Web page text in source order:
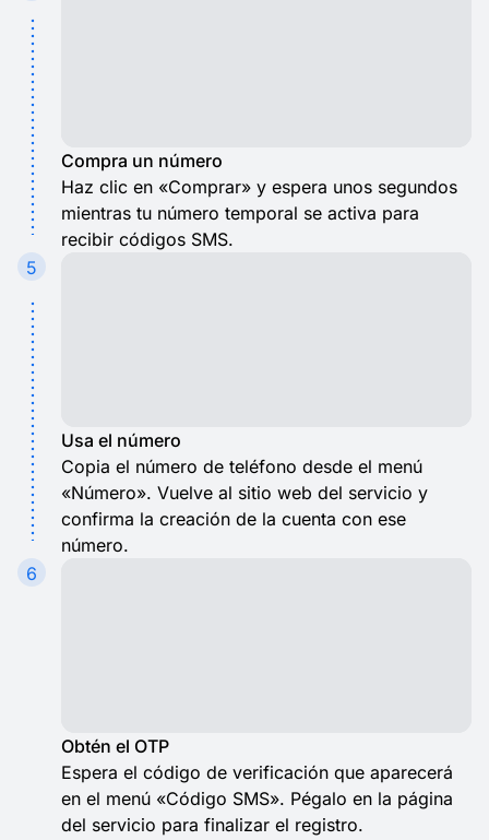
Compra un número
Haz clic en «Comprar» y espera unos segundos
mientras tu número temporal se activa para
recibir códigos SMS.
5
Usa el número
Copia el número de teléfono desde el menú
«Número». Vuelve al sitio web del servicio y
confirma la creación de la cuenta con ese
número.
6
Obtén el OTP
Espera el código de verificación que aparecerá
en el menú «Código SMS». Pégalo en la página
del servicio para finalizar el registro.